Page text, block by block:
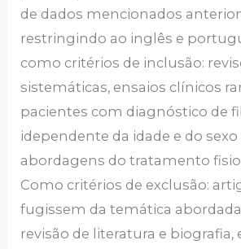
de dados mencionados
restringindo ao inglês e
como critérios de inclusão:
sistemáticas, ensaios clínicos
pacientes com diagnóstico de
idependente da idade e do
abordagens do tratamento
Como critérios de exclusão:
fugissem da temática
revisão de literatura e biografia,